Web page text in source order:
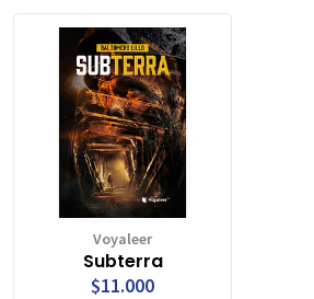
Voyaleer
Subterra
$11.000